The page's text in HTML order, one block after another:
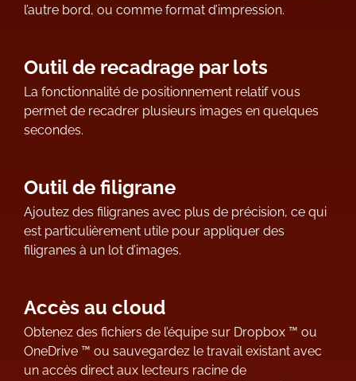
l’autre bord, ou comme format d’impression.
Outil de recadrage par lots
La fonctionnalité de positionnement relatif vous
permet de recadrer plusieurs images en quelques
secondes.
Outil de filigrane
Ajoutez des filigranes avec plus de précision, ce qui
est particulièrement utile pour appliquer des
filigranes à un lot d’images.
Accès au cloud
Obtenez des fichiers de l’équipe sur Dropbox ™ ou
OneDrive ™ ou sauvegardez le travail existant avec
un accès direct aux lecteurs racine de